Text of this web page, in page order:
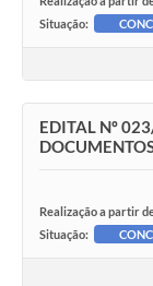
Situação:
EDITAL Nº
Realização a partir
Situação: